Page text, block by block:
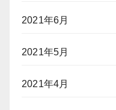
2021年6月
2021年5月
2021年4月